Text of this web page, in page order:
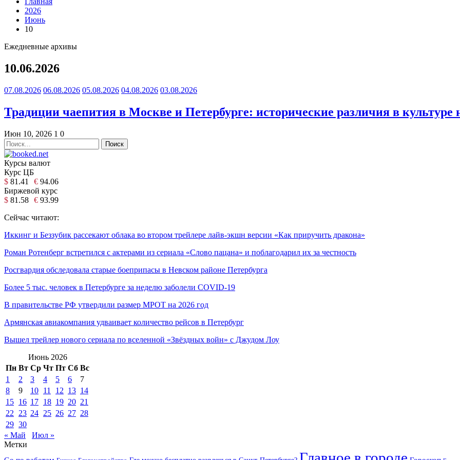
2026
Июнь
10
Ежедневные архивы
10.06.2026
07.08.2026 06.08.2026 05.08.2026 04.08.2026 03.08.2026
Традиции чаепития в Москве и Петербурге: исторические различия в культуре
Июн 10, 2026 1 0
Курсы валют
Курс ЦБ
$ 81.41 € 94.06
Биржевой курс
$ 81.58 € 93.99
Сейчас читают:
Иккинг и Беззубик рассекают облака во втором трейлере лайв-экшн версии «Как приручить дракона»
Роман Ротенберг встретился с актерами из сериала «Слово пацана» и поблагодарил их за честность
Росгвардия обследовала старые боеприпасы в Невском районе Петербурга
Более 5 тыс. человек в Петербурге за неделю заболели COVID-19
В правительстве РФ утвердили размер МРОТ на 2026 год
Армянская авиакомпания удваивает количество рейсов в Петербург
Вышел трейлер нового сериала по вселенной «Звёздных войн» с Джудом Лоу
Июнь 2026
Пн Вт Ср Чт Пт Сб Вс
1
2 3 4 5 6
7
8
9 10 11 12 13 14
15 16 17 18 19 20 21
22
23 24 25 26 27 28
29 30
« Май
Июл »
Метки